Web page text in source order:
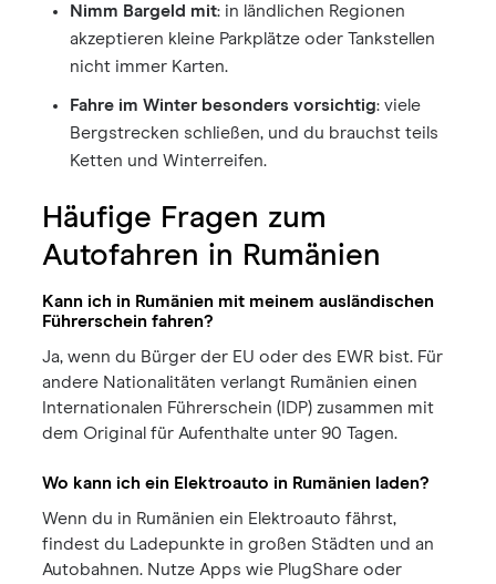
Nimm Bargeld mit: in ländlichen Regionen
akzeptieren kleine Parkplätze oder Tankstellen
nicht immer Karten.
Fahre im Winter besonders vorsichtig: viele
Bergstrecken schließen, und du brauchst teils
Ketten und Winterreifen.
Häufige Fragen zum
Autofahren in Rumänien
Kann ich in Rumänien mit meinem ausländischen
Führerschein fahren?
Ja, wenn du Bürger der EU oder des EWR bist. Für
andere Nationalitäten verlangt Rumänien einen
Internationalen Führerschein (IDP) zusammen mit
dem Original für Aufenthalte unter 90 Tagen.
Wo kann ich ein Elektroauto in Rumänien laden?
Wenn du in Rumänien ein Elektroauto fährst,
findest du Ladepunkte in großen Städten und an
Autobahnen. Nutze Apps wie PlugShare oder